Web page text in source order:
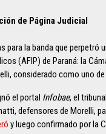
de Página Judicial
para la banda que perpetró
(AFIP) de Paraná: la
considerado como uno
el portal Infobae, el
defensores de Morelli,
y luego confirmado por la